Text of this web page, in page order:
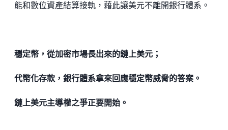
能和數位資產結算接軌，藉此讓美元不離開銀行體系。
穩定幣，從加密市場長出來的鏈上美元；
代幣化存款，銀行體系拿來回應穩定幣威脅的答案。
鏈上美元主導權之爭正要開始。